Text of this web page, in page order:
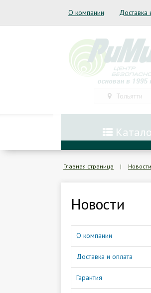
О компании Доставка
Тольятти
Главная страница | Новости
Новости
О компании
Доставка и оплата
Гарантия